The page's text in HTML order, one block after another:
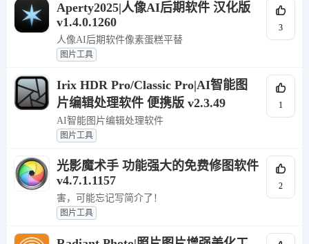
Aperty2025|人像AI后期软件 汉化版
v1.4.0.1260
人像AI后期软件像素蛋糕平替
图片工具
3
Irix HDR Pro/Classic Pro|AI智能图
片编辑处理软件 便携版 v2.3.49
AI智能图片编辑处理软件
图片工具
1
光影魔术手 功能强大的免费修图软件
v4.7.1.1157
害，可能忘记写简介了！
图片工具
2